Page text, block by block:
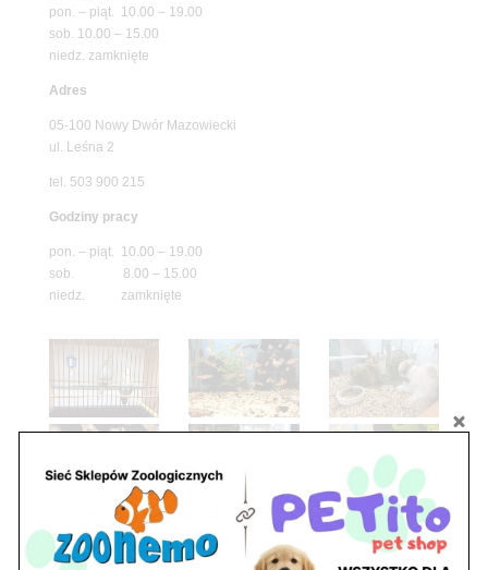
pon. – piąt. 10.00 – 19.00
sob. 10.00 – 15.00
niedz. zamknięte
Adres
05-100 Nowy Dwór Mazowiecki
ul. Leśna 2
tel. 503 900 215
Godziny pracy
pon. – piąt. 10.00 – 19.00
sob. 8.00 – 15.00
niedz. zamknięte